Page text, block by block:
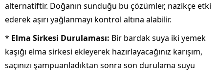
alternatiftir. Doğanın sunduğu bu çözümler, nazikçe etki
ederek aşırı yağlanmayı kontrol altına alabilir.
* Elma Sirkesi Durulaması: Bir bardak suya iki yemek
kaşığı elma sirkesi ekleyerek hazırlayacağınız karışım,
saçınızı şampuanladıktan sonra son durulama suyu